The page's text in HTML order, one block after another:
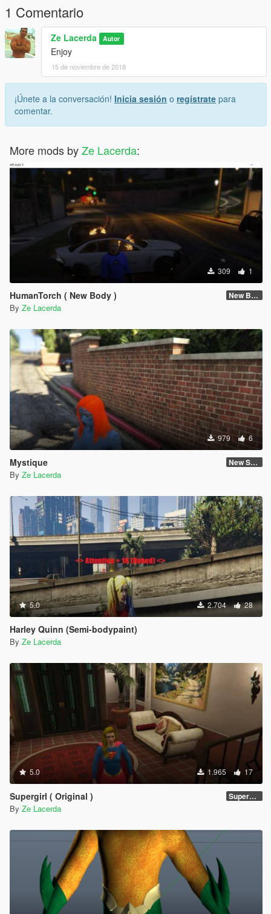
1 Comentario
Ze Lacerda Autor
Enjoy
15 de noviembre de 2018
¡Únete a la conversación! Inicia sesión o regístrate para
comentar.
More mods byZe Lacerda:
309 1
HumanTorch ( New Body ) New Body
By Ze Lacerda
979 6
Mystique New Skin
By Ze Lacerda
5.0 2.704 28
Harley Quinn (Semi-bodypaint)
By Ze Lacerda
5.0 1.965 17
Supergirl ( Original ) Supergirl Original suit
By Ze Lacerda